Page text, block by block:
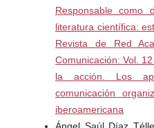
Seligman, M.E.P. (2011).
Ediciones B.
Watzlawick, P. (1993).
Barcelona: Herder.
Wilcox, d. L.,
Responsable como
literatura científica:
Revista de Red
Comunicación: Vol.
la acción. Los
comunicación
iberoamericana
Ángel Saúl Díaz